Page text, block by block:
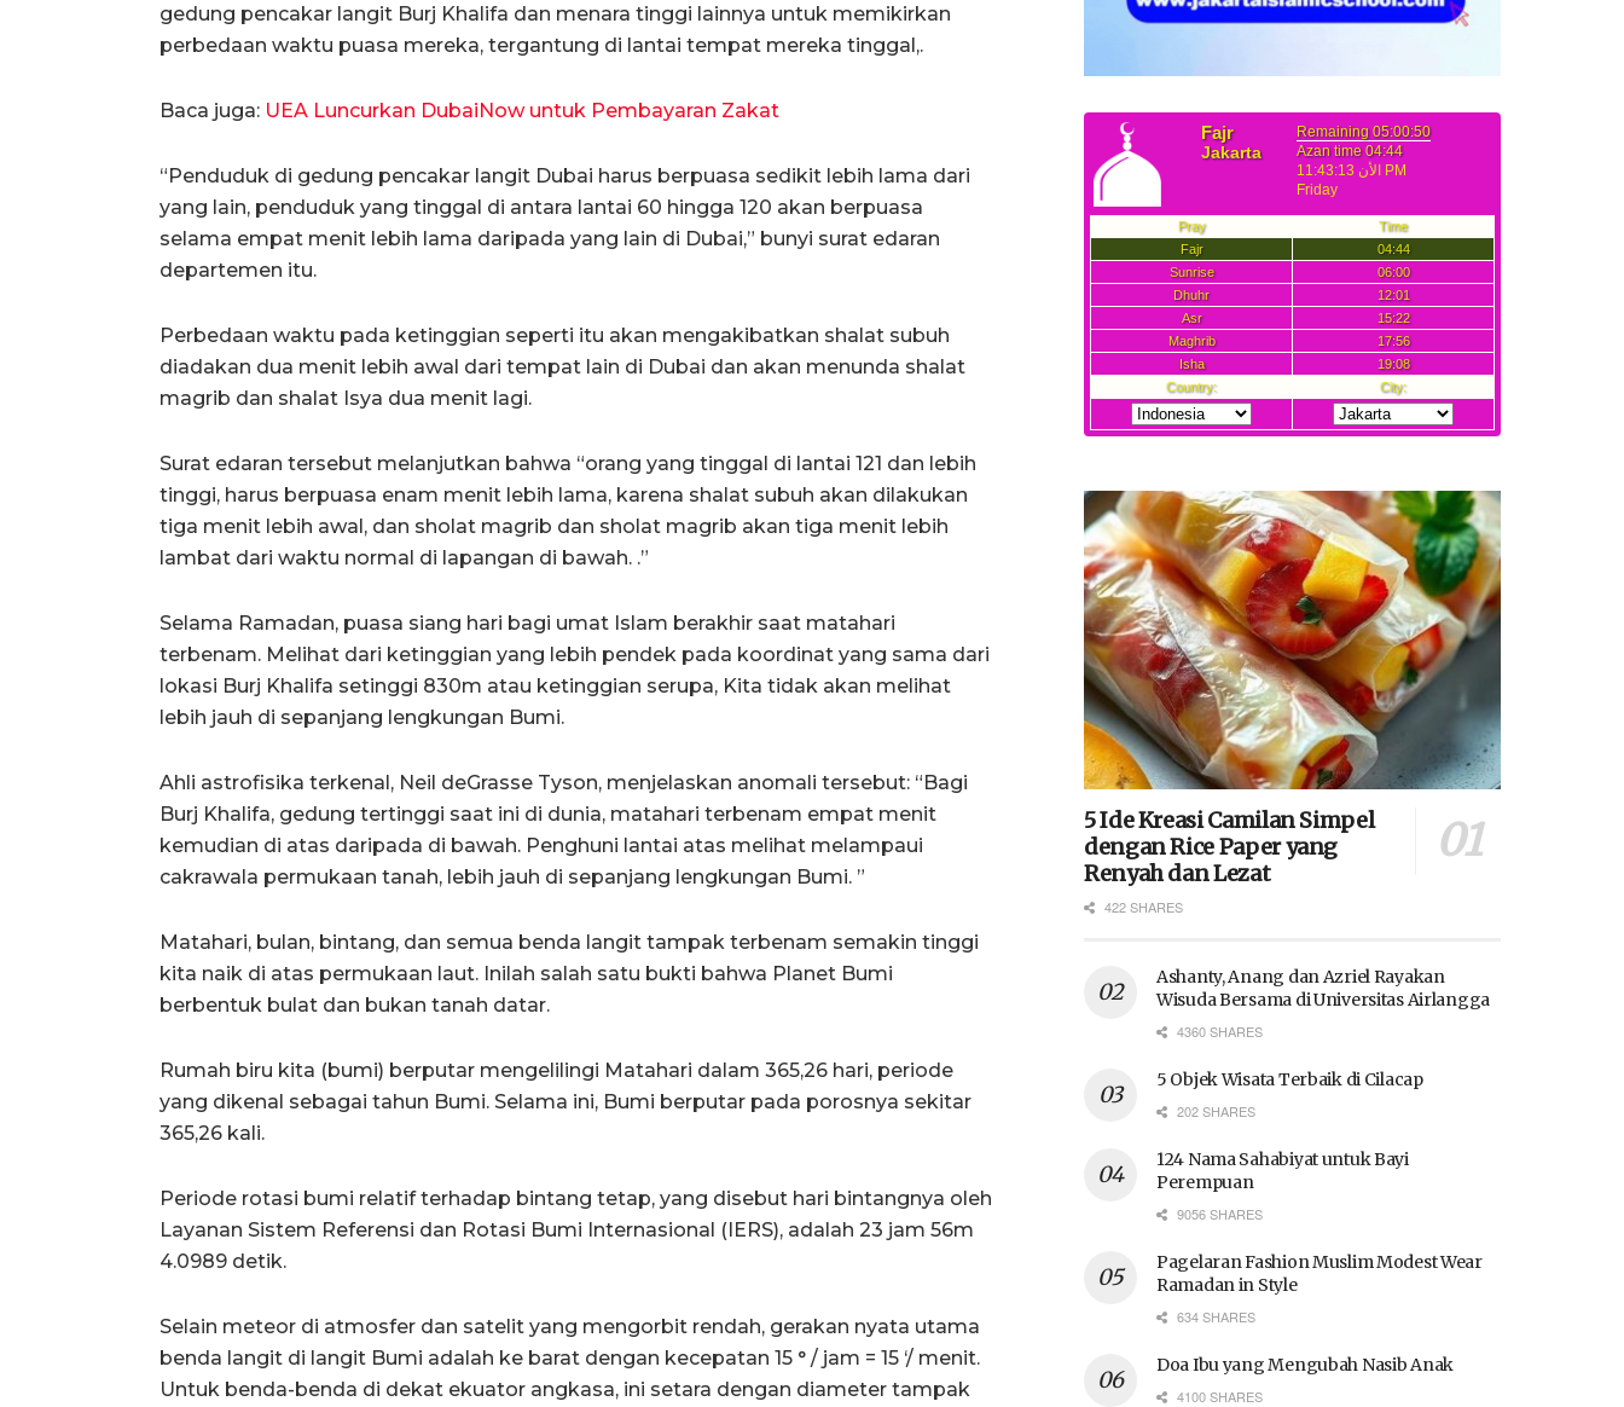
gedung pencakar langit Burj Khalifa dan menara tinggi lainnya untuk memikirkan
perbedaan waktu puasa mereka, tergantung di lantai tempat mereka tinggal,.
Baca juga: UEA Luncurkan DubaiNow untuk Pembayaran Zakat
“Penduduk di gedung pencakar langit Dubai harus berpuasa sedikit lebih lama dari
yang lain, penduduk yang tinggal di antara lantai 60 hingga 120 akan berpuasa
selama empat menit lebih lama daripada yang lain di Dubai,” bunyi surat edaran
departemen itu.
Perbedaan waktu pada ketinggian seperti itu akan mengakibatkan shalat subuh
diadakan dua menit lebih awal dari tempat lain di Dubai dan akan menunda shalat
magrib dan shalat Isya dua menit lagi.
Surat edaran tersebut melanjutkan bahwa “orang yang tinggal di lantai 121 dan lebih
tinggi, harus berpuasa enam menit lebih lama, karena shalat subuh akan dilakukan
tiga menit lebih awal, dan sholat magrib dan sholat magrib akan tiga menit lebih
lambat dari waktu normal di lapangan di bawah. .”
Selama Ramadan, puasa siang hari bagi umat Islam berakhir saat matahari
terbenam. Melihat dari ketinggian yang lebih pendek pada koordinat yang sama dari
lokasi Burj Khalifa setinggi 830m atau ketinggian serupa, Kita tidak akan melihat
lebih jauh di sepanjang lengkungan Bumi.
Ahli astrofisika terkenal, Neil deGrasse Tyson, menjelaskan anomali tersebut: “Bagi
Burj Khalifa, gedung tertinggi saat ini di dunia, matahari terbenam empat menit
kemudian di atas daripada di bawah. Penghuni lantai atas melihat melampaui
cakrawala permukaan tanah, lebih jauh di sepanjang lengkungan Bumi. ”
Matahari, bulan, bintang, dan semua benda langit tampak terbenam semakin tinggi
kita naik di atas permukaan laut. Inilah salah satu bukti bahwa Planet Bumi
berbentuk bulat dan bukan tanah datar.
Rumah biru kita (bumi) berputar mengelilingi Matahari dalam 365,26 hari, periode
yang dikenal sebagai tahun Bumi. Selama ini, Bumi berputar pada porosnya sekitar
365,26 kali.
Periode rotasi bumi relatif terhadap bintang tetap, yang disebut hari bintangnya oleh
Layanan Sistem Referensi dan Rotasi Bumi Internasional (IERS), adalah 23 jam 56m
4.0989 detik.
Selain meteor di atmosfer dan satelit yang mengorbit rendah, gerakan nyata utama
benda langit di langit Bumi adalah ke barat dengan kecepatan 15 ° / jam = 15 ‘/ menit.
Untuk benda-benda di dekat ekuator angkasa, ini setara dengan diameter tampak
5 Ide Kreasi Camilan Simpel
dengan Rice Paper yang
Renyah dan Lezat
422 SHARES
Ashanty, Anang dan Azriel Rayakan
Wisuda Bersama di Universitas Airlangga
4360 SHARES
5 Objek Wisata Terbaik di Cilacap
202 SHARES
124 Nama Sahabiyat untuk Bayi
Perempuan
9056 SHARES
Pagelaran Fashion Muslim Modest Wear
Ramadan in Style
634 SHARES
Doa Ibu yang Mengubah Nasib Anak
4100 SHARES